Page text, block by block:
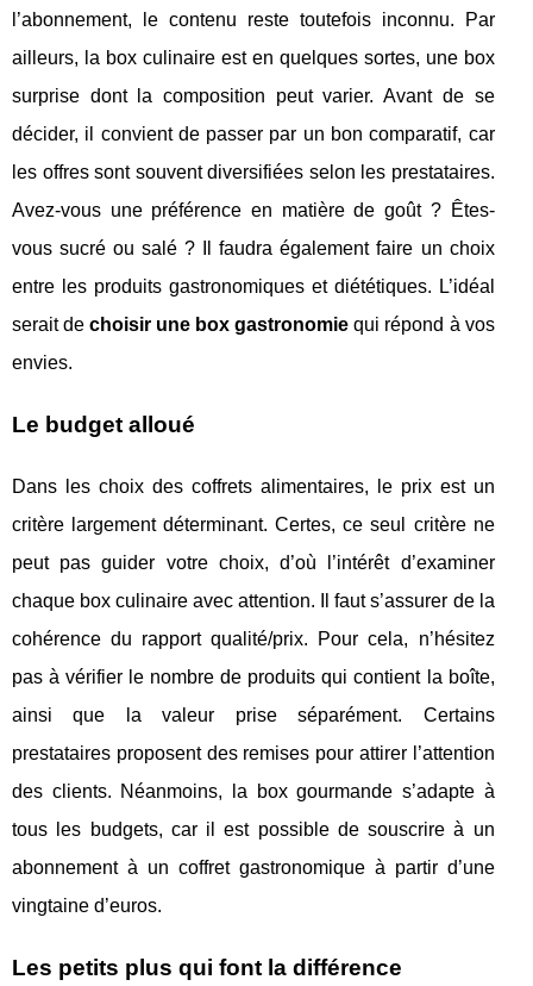
l’abonnement, le contenu reste toutefois inconnu. Par
ailleurs, la box culinaire est en quelques sortes, une box
surprise dont la composition peut varier. Avant de se
décider, il convient de passer par un bon comparatif, car
les offres sont souvent diversifiées selon les prestataires.
Avez-vous une préférence en matière de goût ? Êtes-
vous sucré ou salé ? Il faudra également faire un choix
entre les produits gastronomiques et diététiques. L’idéal
serait dechoisir une box gastronomie qui répond à vos
envies.
Le budget alloué
Dans les choix des coffrets alimentaires, le prix est un
critère largement déterminant. Certes, ce seul critère ne
peut pas guider votre choix, d’où l’intérêt d’examiner
chaque box culinaire avec attention. Il faut s’assurer de la
cohérence du rapport qualité/prix. Pour cela, n’hésitez
pas à vérifier le nombre de produits qui contient la boîte,
ainsi que la valeur prise séparément. Certains
prestataires proposent des remises pour attirer l’attention
des clients. Néanmoins, la box gourmande s’adapte à
tous les budgets, car il est possible de souscrire à un
abonnement à un coffret gastronomique à partir d’une
vingtaine d’euros.
Les petits plus qui font la différence